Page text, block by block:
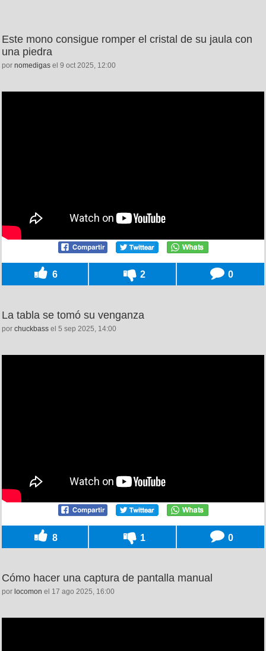
Este mono consigue romper el cristal de su jaula con
una piedra
por nomedigas el 9 oct 2025, 12:00
6 2 0
La tabla se tomó su venganza
por chuckbass el 5 sep 2025, 14:00
8 1 0
Cómo hacer una captura de pantalla manual
por locomon el 17 ago 2025, 16:00